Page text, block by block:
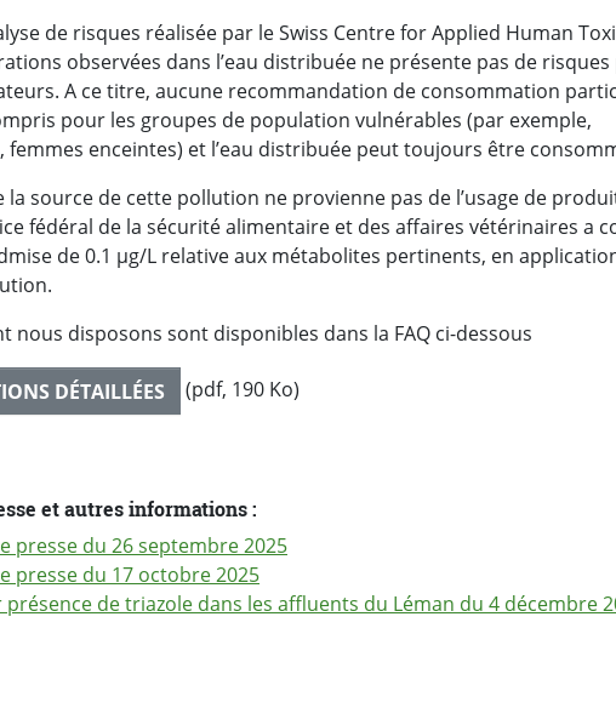
de risques réalisée par le Swiss Centre for Applied Human
observées dans l’eau distribuée ne présente pas de
A ce titre, aucune recommandation de consommation
pour les groupes de population vulnérables (par exemple,
enceintes) et l’eau distribuée peut toujours être
la source de cette pollution ne provienne pas de l’usage de
fédéral de la sécurité alimentaire et des affaires vétérinaires a
de 0.1 µg/L relative aux métabolites pertinents, en
nous disposons sont disponibles dans la FAQ ci-dessous
DÉTAILLÉES (pdf, 190 Ko)
et autres informations :
presse du 26 septembre 2025
presse du 17 octobre 2025
de triazole dans les affluents du Léman du 4 décembre